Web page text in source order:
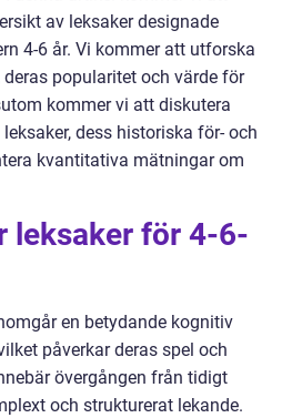
av leksaker designade
4-6 år. Vi kommer att utforska
popularitet och värde för
kommer vi att diskutera
dess historiska för- och
kvantitativa mätningar om
leksaker för 4-6-
en betydande kognitiv
påverkar deras spel och
övergången från tidigt
och strukturerat lekande.